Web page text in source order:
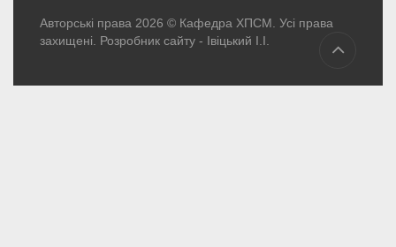
Авторські права 2026 © Кафедра ХПСМ. Усі права
захищені. Розробник сайту - Івіцький І.І.